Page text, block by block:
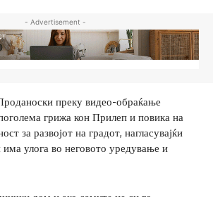
- Advertisement -
преку видео-обраќање
грижа кон Прилеп и повика на
за развојот на градот, нагласувајќи
има улога во неговото уредување и